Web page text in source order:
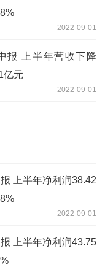
2022-09-01
报 上半年营收下降
亿元
2022-09-01
上半年净利润38.42
2022-09-01
上半年净利润43.75